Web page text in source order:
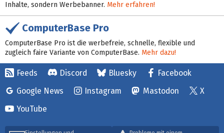
Inhalte, sondern Werbebanner. Mehr erfahren!
ComputerBase Pro
ComputerBase Pro ist die werbefreie, schnelle, flexible und
zugleich faire Variante von ComputerBase. Mehr dazu!
Feeds Discord Bluesky
Facebook
Google News
Instagram Mastodon
X
YouTube